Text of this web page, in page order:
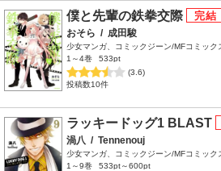
僕と先輩の鉄拳交際
おそら / 成田駿
少女マンガ、コミックジーン/MFコミッ
1～4巻
533pt
(3.6)
投稿数10件
ラッキードッグ1 BLAST
渦八 / Tennenouj
少女マンガ、コミックジーン/MFコミッ
1～9巻
533pt～600pt